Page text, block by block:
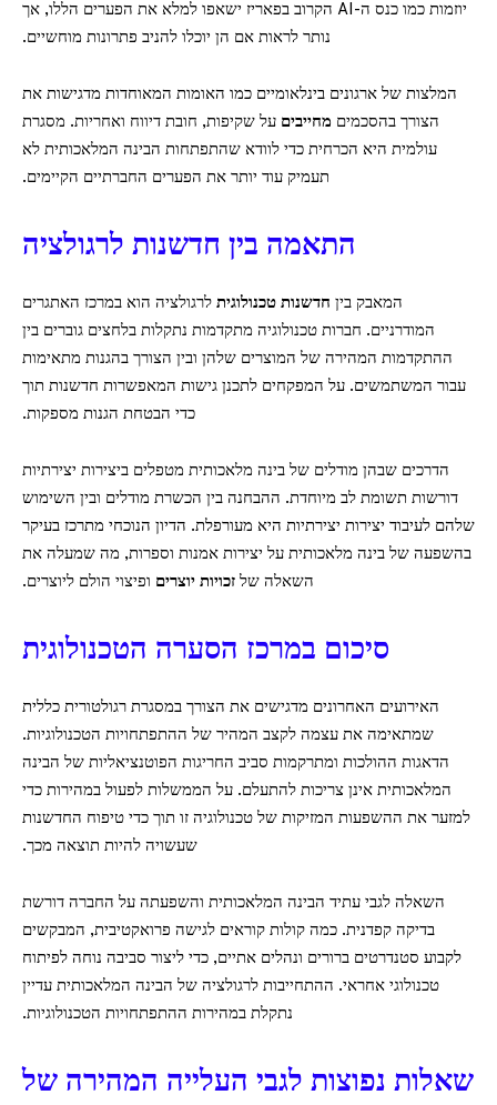
יוזמות כמו כנס ה-AI הקרוב בפאריז ישאפו למלא את הפערים הללו, אך
נותר לראות אם הן יוכלו להניב פתרונות מוחשיים.
המלצות של ארגונים בינלאומיים כמו האומות המאוחדות מדגישות את
הצורך בהסכמים מחייבים על שקיפות, חובת דיווח ואחריות. מסגרת
עולמית היא הכרחית כדי לוודא שהתפתחות הבינה המלאכותית לא
תעמיק עוד יותר את הפערים החברתיים הקיימים.
התאמה בין חדשנות לרגולציה
המאבק בין חדשנות טכנולוגית לרגולציה הוא במרכז האתגרים
המודרניים. חברות טכנולוגיה מתקדמות נתקלות בלחצים גוברים בין
ההתקדמות המהירה של המוצרים שלהן ובין הצורך בהגנות מתאימות
עבור המשתמשים. על המפקחים לתכנן גישות המאפשרות חדשנות תוך
כדי הבטחת הגנות מספקות.
הדרכים שבהן מודלים של בינה מלאכותית מטפלים ביצירות יצירתיות
דורשות תשומת לב מיוחדת. ההבחנה בין הכשרת מודלים ובין השימוש
שלהם לעיבוד יצירות יצירתיות היא מעורפלת. הדיון הנוכחי מתרכז בעיקר
בהשפעה של בינה מלאכותית על יצירות אמנות וספרות, מה שמעלה את
השאלה של זכויות יוצרים ופיצוי הולם ליוצרים.
סיכום במרכז הסערה הטכנולוגית
האירועים האחרונים מדגישים את הצורך במסגרת רגולטורית כללית
שמתאימה את עצמה לקצב המהיר של ההתפתחויות הטכנולוגיות.
הדאגות ההולכות ומתרקמות סביב החריגות הפוטנציאליות של הבינה
המלאכותית אינן צריכות להתעלם. על הממשלות לפעול במהירות כדי
למזער את ההשפעות המזיקות של טכנולוגיה זו תוך כדי טיפוח החדשנות
שעשויה להיות תוצאה מכך.
השאלה לגבי עתיד הבינה המלאכותית והשפעתה על החברה דורשת
בדיקה קפדנית. כמה קולות קוראים לגישה פרואקטיבית, המבקשים
לקבוע סטנדרטים ברורים ונהלים אתיים, כדי ליצור סביבה נוחה לפיתוח
טכנולוגי אחראי. ההתחייבות לרגולציה של הבינה המלאכותית עדיין
נתקלת במהירות ההתפתחויות הטכנולוגיות.
שאלות נפוצות לגבי העלייה המהירה של